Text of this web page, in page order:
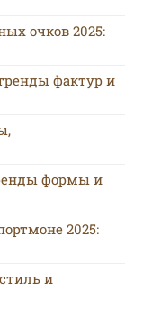
очков 2025:
фактур и
формы и
2025:
и